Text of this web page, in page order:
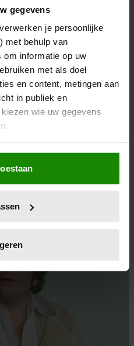
gegevens
verwerken je persoonlijke
met behulp van
om informatie op uw
met als doel
en content, metingen aan
in publiek en
wie uw gegevens
graag:
over uw geografische
nauwkeurig kan zijn
(fingerprinting)
in het
en advertenties te
analyseren. Ook delen we
onze site met onze
GEBEURDE ER